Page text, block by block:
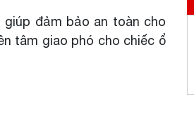
đảm bảo an toàn cho
tâm giao phó cho chiếc ổ